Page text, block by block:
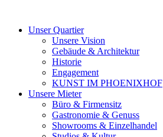
Unser Quartier
Unsere Vision
Gebäude & Architektur
Historie
Engagement
KUNST IM PHOENIXHOF
Unsere Mieter
Büro & Firmensitz
Gastronomie & Genuss
Showrooms & Einzelhandel